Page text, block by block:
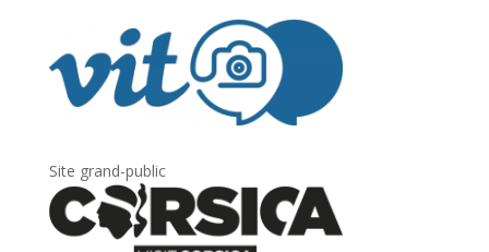
Site grand-public